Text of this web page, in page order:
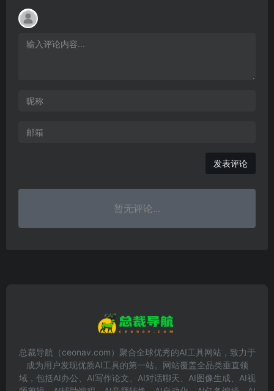
发表评论
暂无评论...
总裁导航（ceonav.com）聚合全球优秀的AI工具网站，致力于
成为用户发现优质AI工具的第一站。网站覆盖全品类垂直领
域，包括AI办公、AI写作论文、AI对话聊天、AI图像生成、AI视